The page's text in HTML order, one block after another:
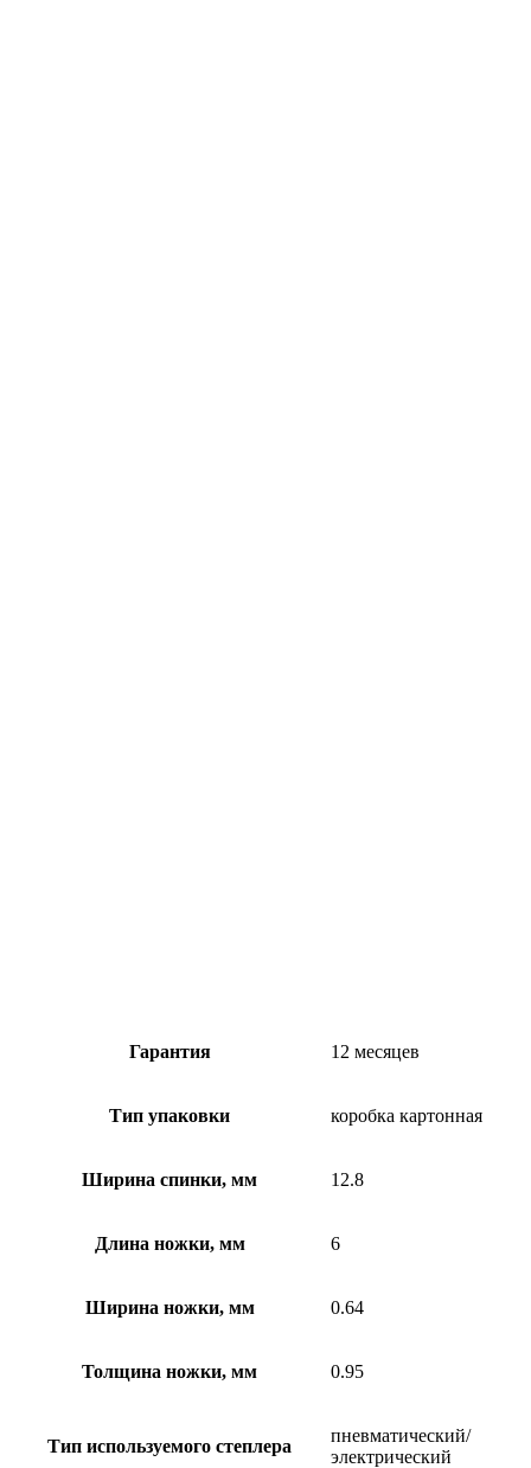
Гарантия 12 месяцев
Тип упаковки коробка картонная
Ширина спинки, мм 12.8
Длина ножки, мм 6
Ширина ножки, мм 0.64
Толщина ножки, мм 0.95
Тип используемого степлера
пневматический/
электрический